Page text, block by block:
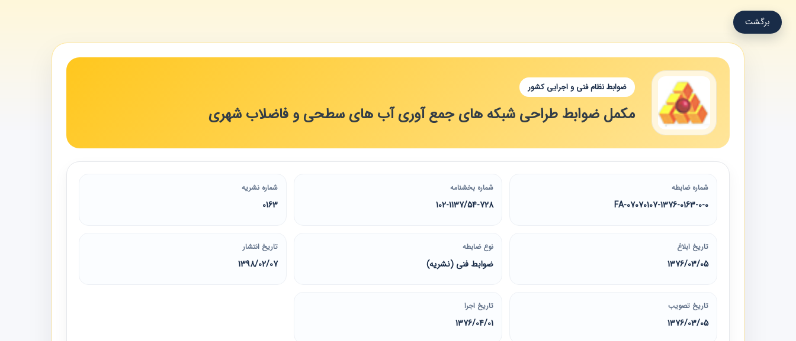
برگشت
ضوابط نظام فنی و اجرایی کشور
مکمل ضوابط طراحی شبکه های جمع آوری آب های سطحی و فاضلاب شهری
شماره ضابطه
07070107-1376-0163-0-0-FA
شماره بخشنامه
102-1137/54-728
شماره نشریه
0163
تاریخ ابلاغ
1376/03/05
نوع ضابطه
ضوابط فنی (نشریه)
تاریخ انتشار
1398/02/07
تاریخ تصویب
1376/03/05
تاریخ اجرا
1376/04/01